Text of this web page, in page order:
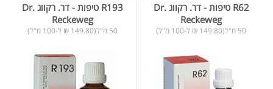
R62 טיפות - דר. רקווג Dr.
Reckeweg
50 מ"ל(149.80 ₪ ל-100 מ"ל)
R193 טיפות - דר. רקווג Dr.
Reckeweg
50 מ"ל(149.80 ₪ ל-100 מ"ל)